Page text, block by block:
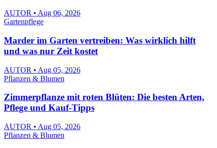
AUTOR • Aug 06, 2026
Gartenpflege
Marder im Garten vertreiben: Was wirklich hilft
und was nur Zeit kostet
AUTOR • Aug 05, 2026
Pflanzen & Blumen
Zimmerpflanze mit roten Blüten: Die besten Arten,
Pflege und Kauf-Tipps
AUTOR • Aug 05, 2026
Pflanzen & Blumen